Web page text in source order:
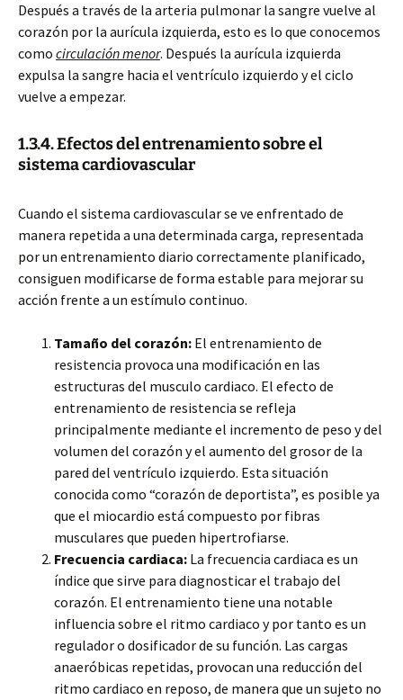
Después a través de la arteria pulmonar la sangre vuelve al
corazón por la aurícula izquierda, esto es lo que conocemos
como circulación menor. Después la aurícula izquierda
expulsa la sangre hacia el ventrículo izquierdo y el ciclo
vuelve a empezar.
1.3.4. Efectos del entrenamiento sobre el
sistema cardiovascular
Cuando el sistema cardiovascular se ve enfrentado de
manera repetida a una determinada carga, representada
por un entrenamiento diario correctamente planificado,
consiguen modificarse de forma estable para mejorar su
acción frente a un estímulo continuo.
Tamaño del corazón: El entrenamiento de
resistencia provoca una modificación en las
estructuras del musculo cardiaco. El efecto de
entrenamiento de resistencia se refleja
principalmente mediante el incremento de peso y del
volumen del corazón y el aumento del grosor de la
pared del ventrículo izquierdo. Esta situación
conocida como “corazón de deportista”, es posible ya
que el miocardio está compuesto por fibras
musculares que pueden hipertrofiarse.
Frecuencia cardiaca: La frecuencia cardiaca es un
índice que sirve para diagnosticar el trabajo del
corazón. El entrenamiento tiene una notable
influencia sobre el ritmo cardiaco y por tanto es un
regulador o dosificador de su función. Las cargas
anaeróbicas repetidas, provocan una reducción del
ritmo cardiaco en reposo, de manera que un sujeto no